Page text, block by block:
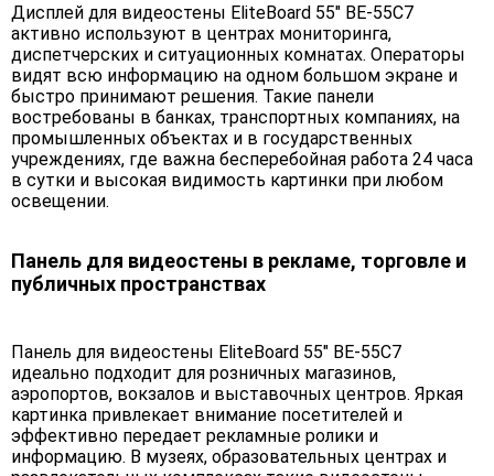
Дисплей для видеостены EliteBoard 55" BE-55C7
активно используют в центрах мониторинга,
диспетчерских и ситуационных комнатах. Операторы
видят всю информацию на одном большом экране и
быстро принимают решения. Такие панели
востребованы в банках, транспортных компаниях, на
промышленных объектах и в государственных
учреждениях, где важна бесперебойная работа 24 часа
в сутки и высокая видимость картинки при любом
освещении.
Панель для видеостены в рекламе, торговле и
публичных пространствах
Панель для видеостены EliteBoard 55" BE-55C7
идеально подходит для розничных магазинов,
аэропортов, вокзалов и выставочных центров. Яркая
картинка привлекает внимание посетителей и
эффективно передает рекламные ролики и
информацию. В музеях, образовательных центрах и